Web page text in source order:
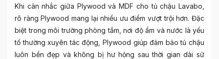
Khi cân nhắc giữa Plywood và MDF cho tủ chậu Lavabo,
rõ ràng Plywood mang lại nhiều ưu điểm vượt trội hơn. Đặc
biệt trong môi trường phòng tắm, nơi độ ẩm và nước là yếu
tố thường xuyên tác động, Plywood giúp đảm bảo tủ chậu
luôn bền đẹp và không bị hư hỏng sau thời gian dài sử